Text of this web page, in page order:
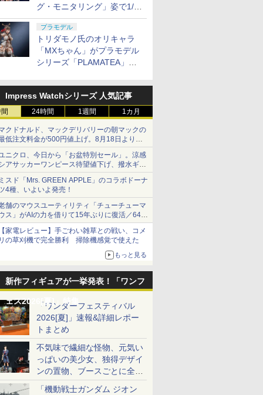
グ・モニタリング」姿で1/6
スケールフィギュア化！
プラモデル
トリダモノ氏のオリキャラ
「MXちゃん」がプラモデル
シリーズ「PLAMATEA」で
Impress Watchシリーズ 人気記事
24時間 1週間 1カ月
クドナルド、マックデリバリーの朝マックの
低注文料金が500円値上げ。8月18日より
円から受付
ニクロ、今日から「お盆特別セール」。涼感
アサッカーワンピース待望値下げ、撥水ギア
ョーツは1990円に
スド「Mrs. GREEN APPLE」のコラボドーナ
4種、いよいよ発売！
舗のマウスユーティリティ「チューチューマ
ス」がAIの力を借りて15年ぶりに復活／64bit
、Windows 10/11、「Chrome」も走り回
。復活記念で2026年末まで500円
家電レビュー】手ごわい雑草との戦い、コメ
の草刈機で完全勝利 掃除機感覚で使えた
もっと見る
新作フィギュアが一挙発表！「ワンフ
ェス2026[夏]」特集「ワンダーフェスティバル
2026[夏]」速報&詳細レポー
トまとめ
不気味で繊細な怪物、元気い
っぱいの美少女、独得デザイ
ンの置物、ブースごとに全く
異なる世界が広がる一般ディ
「機動戦士ガンダム ジオン